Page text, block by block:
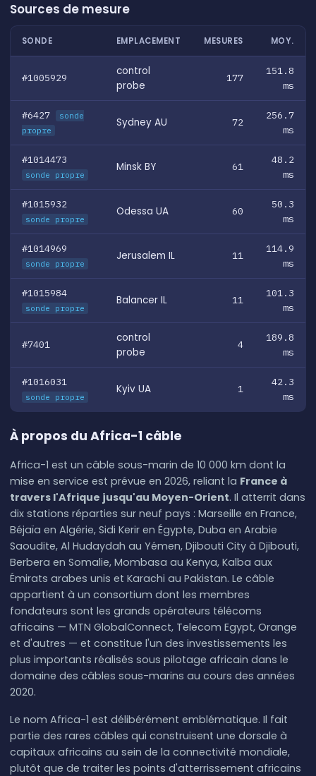
Sources de mesure
SONDE EMPLACEMENT MESURES MOY.
#1005929
control
probe
177
151.8
ms
#6427
sonde
propre
Sydney AU 72
256.7
ms
#1014473
sonde propre
Minsk BY 61
48.2
ms
#1015932
sonde propre
Odessa UA 60
50.3
ms
#1014969
sonde propre
Jerusalem IL 11
114.9
ms
#1015984
sonde propre
Balancer IL 11
101.3
ms
#7401
control
probe
4
189.8
ms
#1016031
sonde propre
Kyiv UA 1
42.3
ms
À propos du Africa-1 câble
Africa-1 est un câble sous-marin de 10 000 km dont la
mise en service est prévue en 2026, reliant la France à
travers l'Afrique jusqu'au Moyen-Orient. Il atterrit dans
dix stations réparties sur neuf pays : Marseille en France,
Béjaïa en Algérie, Sidi Kerir en Égypte, Duba en Arabie
Saoudite, Al Hudaydah au Yémen, Djibouti City à Djibouti,
Berbera en Somalie, Mombasa au Kenya, Kalba aux
Émirats arabes unis et Karachi au Pakistan. Le câble
appartient à un consortium dont les membres
fondateurs sont les grands opérateurs télécoms
africains — MTN GlobalConnect, Telecom Egypt, Orange
et d'autres — et constitue l'un des investissements les
plus importants réalisés sous pilotage africain dans le
domaine des câbles sous-marins au cours des années
2020.
Le nom Africa-1 est délibérément emblématique. Il fait
partie des rares câbles qui construisent une dorsale à
capitaux africains au sein de la connectivité mondiale,
plutôt que de traiter les points d'atterrissement africains